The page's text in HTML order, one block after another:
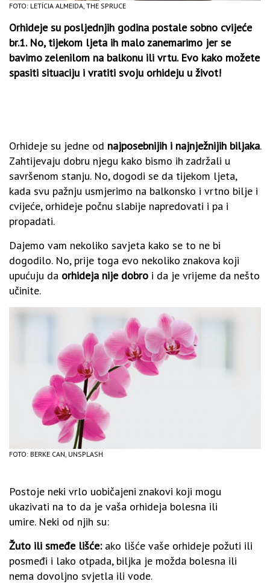
FOTO: LETÍCIA ALMEIDA, THE SPRUCE
Orhideje su posljednjih godina postale sobno cvijeće
br.1. No, tijekom ljeta ih malo zanemarimo jer se
bavimo zelenilom na balkonu ili vrtu. Evo kako možete
spasiti situaciju i vratiti svoju orhideju u život!
Orhideje su jedne od najposebnijih i najnježnijih biljaka.
Zahtijevaju dobru njegu kako bismo ih zadržali u
savršenom stanju. No, dogodi se da tijekom ljeta,
kada svu pažnju usmjerimo na balkonsko i vrtno bilje i
cvijeće, orhideje počnu slabije napredovati i pa i
propadati.
Dajemo vam nekoliko savjeta kako se to ne bi
dogodilo. No, prije toga evo nekoliko znakova koji
upućuju da orhideja nije dobro i da je vrijeme da nešto
učinite.
FOTO: BERKE CAN, UNSPLASH
Postoje neki vrlo uobičajeni znakovi koji mogu
ukazivati ​​na to da je vaša orhideja bolesna ili
umire. Neki od njih su:
Žuto ili smeđe lišće: ako lišće vaše orhideje požuti ili
posmeđi i lako otpada, biljka je možda bolesna ili
nema dovoljno svjetla ili vode.